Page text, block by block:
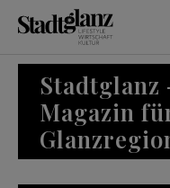
Skip to main content
Stadtglanz
Magazin